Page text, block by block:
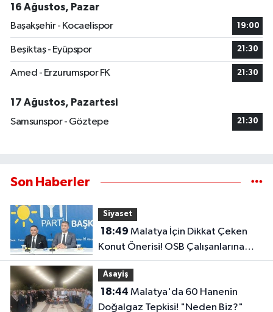
16 Ağustos, Pazar
Başakşehir - Kocaelispor
19:00
Beşiktaş - Eyüpspor 21:30
Amed - Erzurumspor FK 21:30
17 Ağustos, Pazartesi
Samsunspor - Göztepe
21:30
Son Haberler
Siyaset
18:49
Konut Önerisi! OSB Çalışanlarına
Faizsiz Ev Çağrısı..
Asayiş
18:44
Doğalgaz Tepkisi! "Neden Biz?"